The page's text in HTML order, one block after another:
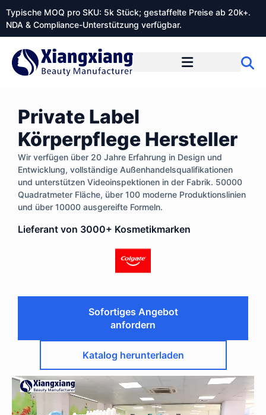
Typische MOQ pro SKU: 5k Stück; gestaffelte Preise ab 20k+.
NDA & Compliance-Unterstützung verfügbar.
Private Label
Körperpflege Hersteller
Wir verfügen über 20 Jahre Erfahrung in Design und
Entwicklung, vollständige Außenhandelsqualifikationen
und unterstützen Videoinspektionen in der Fabrik. 50000
Quadratmeter Fläche, über 100 moderne Produktionslinien
und über 10000 ausgereifte Formeln.
Lieferant von 3000+ Kosmetikmarken
Sofortiges Angebot
anfordern
Katalog herunterladen